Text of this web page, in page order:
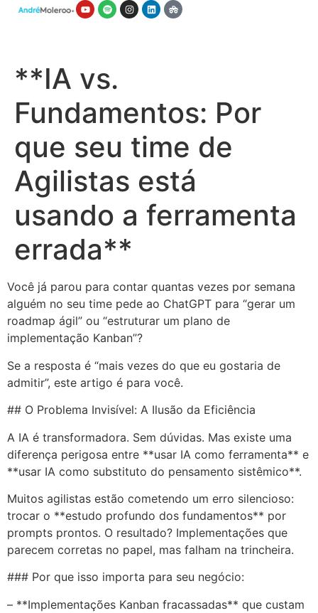
**IA vs.
Fundamentos: Por
que seu time de
Agilistas está
usando a ferramenta
errada**
Você já parou para contar quantas vezes por semana
alguém no seu time pede ao ChatGPT para “gerar um
roadmap ágil” ou “estruturar um plano de
implementação Kanban”?
Se a resposta é “mais vezes do que eu gostaria de
admitir”, este artigo é para você.
## O Problema Invisível: A Ilusão da Eficiência
A IA é transformadora. Sem dúvidas. Mas existe uma
diferença perigosa entre **usar IA como ferramenta** e
**usar IA como substituto do pensamento sistêmico**.
Muitos agilistas estão cometendo um erro silencioso:
trocar o **estudo profundo dos fundamentos** por
prompts prontos. O resultado? Implementações que
parecem corretas no papel, mas falham na trincheira.
### Por que isso importa para seu negócio:
– **Implementações Kanban fracassadas** que custam